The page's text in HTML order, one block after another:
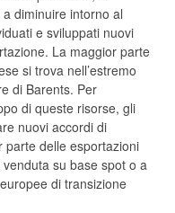
diminuire intorno al
e sviluppati nuovi
La maggior parte
si trova nell’estremo
di Barents. Per
di queste risorse, gli
nuovi accordi di
delle esportazioni
su base spot o a
di transizione